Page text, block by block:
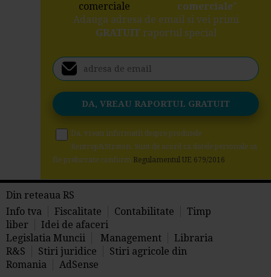
comerciale"
Adauga adresa de email si vei primi
GRATUITraportul special
Da, vreau informatii despre produsele
Rentrop&Straton. Sunt de acord ca datele personale sa
fie prelucrate conform Regulamentul UE 679/2016
Din reteaua RS
Info tva
Fiscalitate Contabilitate
Timp
liber
Idei de afaceri
Legislatia Muncii
Management
Libraria
R&S
Stiri juridice
Stiri agricole din
Romania
AdSense